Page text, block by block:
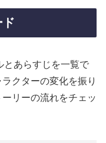
ド
とあらすじを一覧で
クターの変化を振り
リーの流れをチェッ